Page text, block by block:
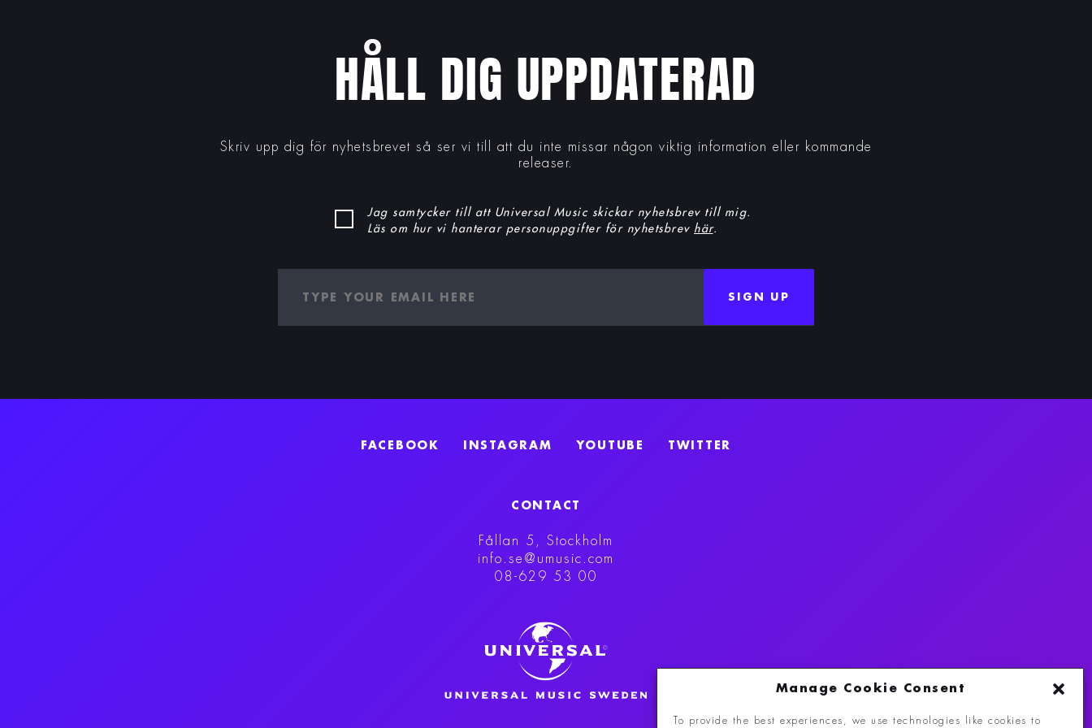
Manage Cookie Consent
To provide the best experiences, we use technologies like cookies to
HÅLL DIG UPPDATERAD
Skriv upp dig för nyhetsbrevet så ser vi till att du inte missar någon viktig information eller kommande
releaser.
Jag samtycker till att Universal Music skickar nyhetsbrev till mig.
Läs om hur vi hanterar personuppgifter för nyhetsbrev här.
SIGN UP
FACEBOOK INSTAGRAM YOUTUBE TWITTER
CONTACT
Fållan 5, Stockholm
info.se@umusic.com
08-629 53 00